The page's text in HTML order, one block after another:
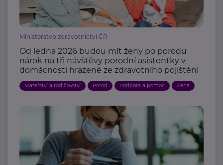
Ministerstvo zdravotnictví ČR
Od ledna 2026 budou mít ženy po porodu
nárok na tři návštěvy porodní asistentky v
domácnosti hrazené ze zdravotního pojištění
Mateřství a rodičovství Porod Podpora a pomoc Žena